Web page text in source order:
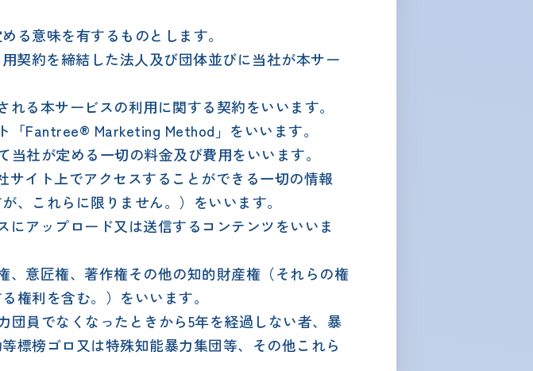
る意味を有するものとします。
契約を締結した法人及び団体並びに当社が本サー
る本サービスの利用に関する契約をいいます。
Fantree® Marketing Method」をいいます。
社が定める一切の料金及び費用をいいます。
イト上でアクセスすることができる一切の情報
、これらに限りません。）をいいます。
アップロード又は送信するコンテンツをいいま
意匠権、著作権その他の知的財産権（それらの権
権利を含む。）をいいます。
員でなくなったときから5年を経過しない者、暴
標榜ゴロ又は特殊知能暴力集団等、その他これら